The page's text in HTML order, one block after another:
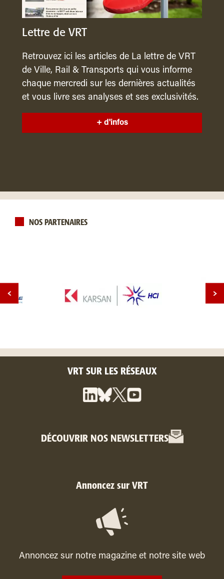
Lettre de VRT
Retrouvez ici les articles de La lettre de VRT
de Ville, Rail & Transports qui vous informe
chaque mercredi sur les dernières actualités
et vous livre ses analyses et ses exclusivités.
+ d'infos
NOS PARTENAIRES
VRT SUR LES RÉSEAUX
DÉCOUVRIR NOS NEWSLETTERS
Annoncez sur VRT
Annoncez sur notre magazine et notre site web